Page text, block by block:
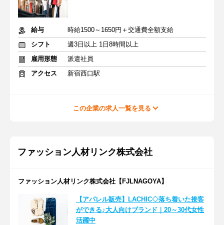
給与
時給1500～1650円＋交通費全額支給
シフト
週3日以上 1日8時間以上
雇用形態
派遣社員
アクセス
新宿西口駅
この企業の求人一覧を見る
ファッション人材リンク株式会社
ファッション人材リンク株式会社【FJLNAGOYA】
【アパレル販売】LACHIC◇落ち着いた接客
ができる♪大人向けブランド｜20～30代女性
活躍中